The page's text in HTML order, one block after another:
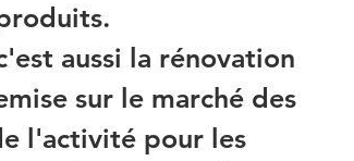
aussi la rénovation
sur le marché des
l'activité pour les